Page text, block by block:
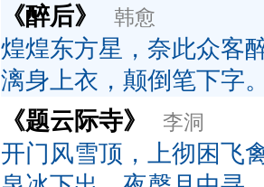
《醉后》
韩愈
煌煌东方星，奈此众客
漓身上衣，颠倒笔下字
《题云际寺》
李洞
开门风雪顶，上彻困飞